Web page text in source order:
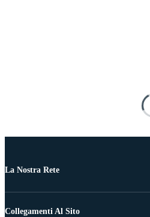
La Nostra Rete
Collegamenti Al Sito